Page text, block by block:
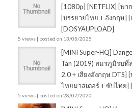
[1080p] [NETFLIX] [พา
[บรรยายไทย + อังกฤษ]
[DOSYAUPLOAD]
5 views | posted on 13/05/2025
[MINI Super-HQ]
Tan (2019) สมรภูมิรบที่
2.0 + เสียงอังกฤษ DTS]
ไทยมาสเตอร์ + ซับไทย]
5 views | posted on 28/07/2020